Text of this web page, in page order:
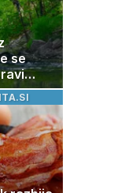
se
otroke